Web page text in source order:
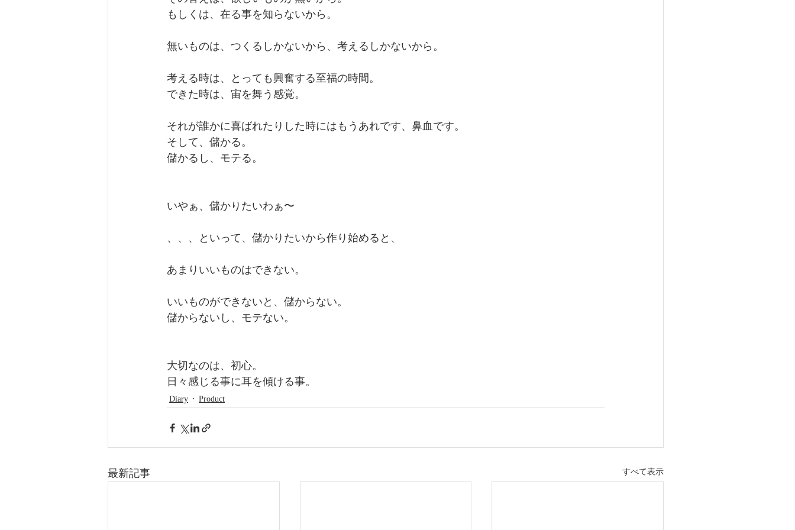
もしくは、在る事を知らないから。
無いものは、つくるしかないから、考えるしかないから。
考える時は、とっても興奮する至福の時間。
できた時は、宙を舞う感覚。
それが誰かに喜ばれたりした時にはもうあれです、鼻血です。
そして、儲かる。
儲かるし、モテる。
いやぁ、儲かりたいわぁ〜
、、、といって、儲かりたいから作り始めると、
あまりいいものはできない。
いいものができないと、儲からない。
儲からないし、モテない。
大切なのは、初心。
日々感じる事に耳を傾ける事。
Diary Product
最新記事 すべて表示